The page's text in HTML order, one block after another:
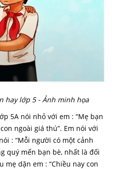
hay lớp 5 - Ảnh minh họa
5A nói nhỏ với em : “Mẹ bạn
ngoài giá thú”. Em nói với
: “Mỗi người có một cảnh
quý mến bạn bè, nhất là đối
mẹ dặn em : “Chiều nay con